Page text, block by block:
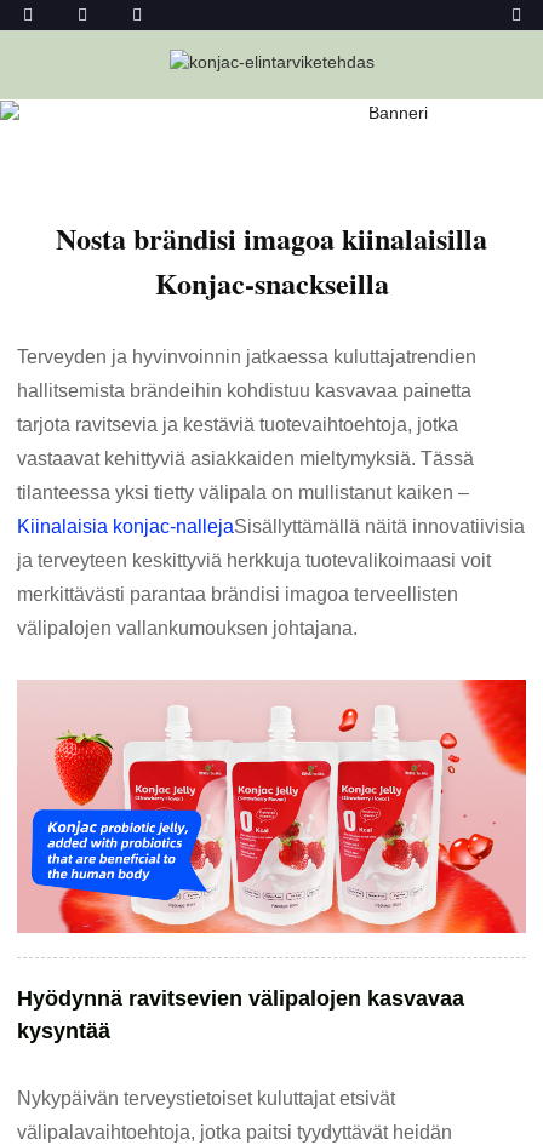
Kotiin Uutiset
Nosta Brändisi Imagoa Kiinalaisilla Konjac-
Nosta brändisi imagoa kiinalaisilla
Konjac-snackseilla
Terveyden ja hyvinvoinnin jatkaessa kuluttajatrendien
hallitsemista brändeihin kohdistuu kasvavaa painetta
tarjota ravitsevia ja kestäviä tuotevaihtoehtoja, jotka
vastaavat kehittyviä asiakkaiden mieltymyksiä. Tässä
tilanteessa yksi tietty välipala on mullistanut kaiken –
Kiinalaisia ​​konjac-nallejaSisällyttämällä näitä innovatiivisia
ja terveyteen keskittyviä herkkuja tuotevalikoimaasi voit
merkittävästi parantaa brändisi imagoa terveellisten
välipalojen vallankumouksen johtajana.
Hyödynnä ravitsevien välipalojen kasvavaa
kysyntää
Nykypäivän terveystietoiset kuluttajat etsivät
välipalavaihtoehtoja, jotka paitsi tyydyttävät heidän